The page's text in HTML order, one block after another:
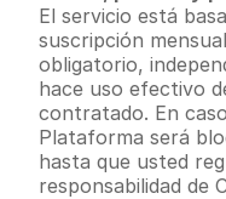
El servicio está
suscripción
obligatorio,
hace uso efectivo
contratado. En
Plataforma será
hasta que usted
responsabilidad de